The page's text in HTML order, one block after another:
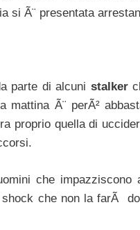
si Ã¨ presentata
parte di alcuni stalker
mattina Ã¨ perÃ²
proprio quella di
che impazziscono
che non la farÃ